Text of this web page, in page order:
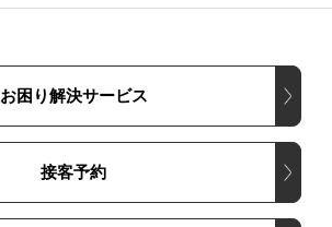
お困り解決サービス
接客予約